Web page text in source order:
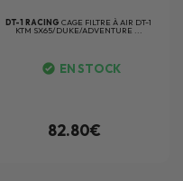
DT-1 RACINGCAGE FILTRE À AIR DT-1
KTM SX65/DUKE/ADVENTURE ...
EN STOCK
82.80€